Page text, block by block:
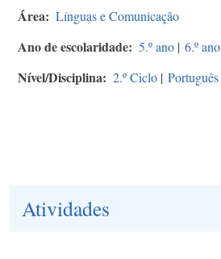
Área Línguas e Comunicação
Ano de escolaridade 5.º ano | 6.º ano
Nível/Disciplina 2.º Ciclo | Português
Atividades